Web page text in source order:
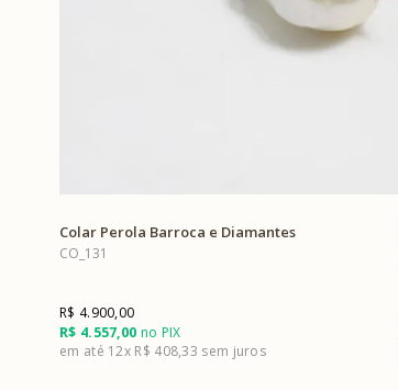
Colar Perola Barroca e Diamantes
CO_131
R$ 4.557,00 no PIX
R$ 4.900,00
12x R$ 408,33